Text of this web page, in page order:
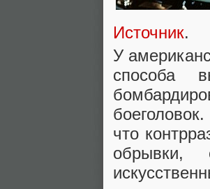
Источник.
У
способа
что
обрывки,